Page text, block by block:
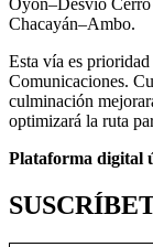
Chacayán–Ambo.
Esta vía es
Comunicaciones.
culminación
optimizará la ruta
Plataforma digital